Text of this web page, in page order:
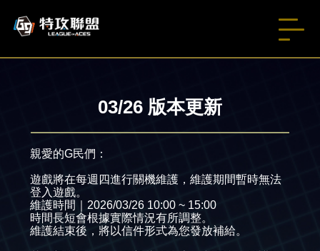
03/26 版本更新
親愛的G民們：
遊戲將在每週四進行關機維護，維護期間暫時無法
登入遊戲。
維護時間｜2026/03/26 10:00 ~ 15:00
時間長短會根據實際情況有所調整。
維護結束後，將以信件形式為您發放補給。